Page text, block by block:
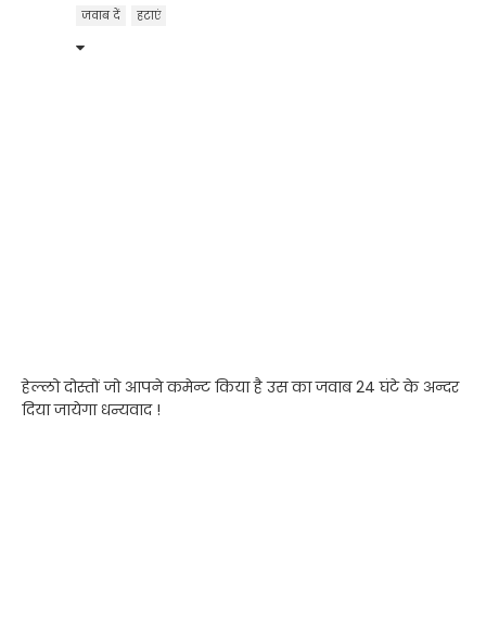
जवाब दें हटाएं
हेल्लो दोस्तों जो आपने कमेन्ट किया है उस का जवाब 24 घंटे के अन्दर
दिया जायेगा धन्यवाद !